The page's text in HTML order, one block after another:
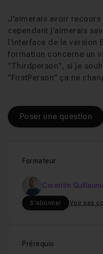
Formateur
Corentin
S'abonner Voir ses
Prérequis
J'aimerais avoir
cependant j'aimerais
l'interface de la version
formation concerne un
"Thirdperson", si je
"FirstPerson" ça ne
Poser une question